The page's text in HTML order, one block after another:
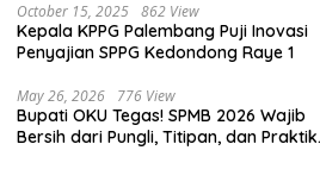
October 15, 2025 862 View
Kepala KPPG Palembang Puji Inovasi
Penyajian SPPG Kedondong Raye 1
May 26, 2026 776 View
Bupati OKU Tegas! SPMB 2026 Wajib
Bersih dari Pungli, Titipan, dan Praktik